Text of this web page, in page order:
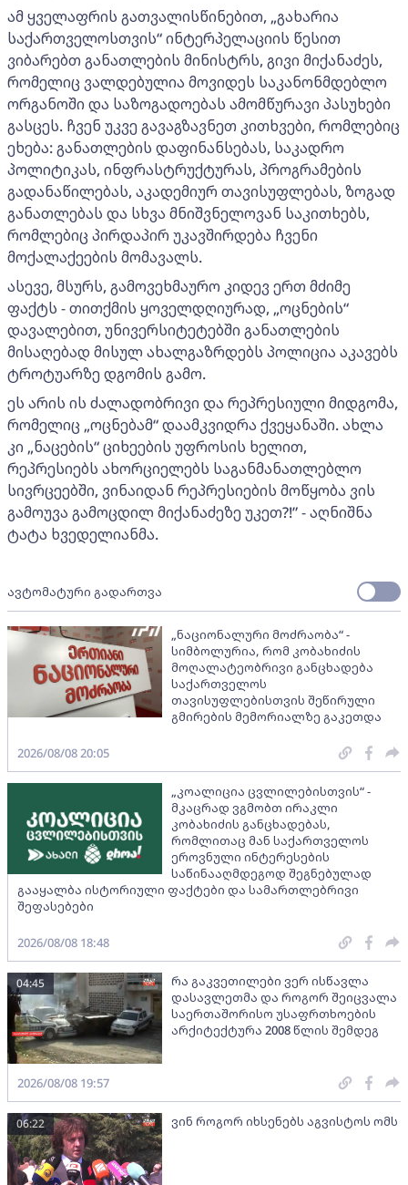
ამ ყველაფრის გათვალისწინებით, „გახარია
საქართველოსთვის“ ინტერპელაციის წესით
ვიბარებთ განათლების მინისტრს, გივი მიქანაძეს,
რომელიც ვალდებულია მოვიდეს საკანონმდებლო
ორგანოში და საზოგადოებას ამომწურავი პასუხები
გასცეს. ჩვენ უკვე გავაგზავნეთ კითხვები, რომლებიც
ეხება: განათლების დაფინანსებას, საკადრო
პოლიტიკას, ინფრასტრუქტურას, პროგრამების
გადანაწილებას, აკადემიურ თავისუფლებას, ზოგად
განათლებას და სხვა მნიშვნელოვან საკითხებს,
რომლებიც პირდაპირ უკავშირდება ჩვენი
მოქალაქეების მომავალს.
ასევე, მსურს, გამოვეხმაურო კიდევ ერთ მძიმე
ფაქტს - თითქმის ყოველდღიურად, „ოცნების“
დავალებით, უნივერსიტეტებში განათლების
მისაღებად მისულ ახალგაზრდებს პოლიცია აკავებს
ტროტუარზე დგომის გამო.
ეს არის ის ძალადობრივი და რეპრესიული მიდგომა,
რომელიც „ოცნებამ“ დაამკვიდრა ქვეყანაში. ახლა
კი „ნაცების“ ციხეების უფროსის ხელით,
რეპრესიებს ახორციელებს საგანმანათლებლო
სივრცეებში, ვინაიდან რეპრესიების მოწყობა ვის
გამოუვა გამოცდილ მიქანაძეზე უკეთ?!” - აღნიშნა
ტატა ხვედელიანმა.
ავტომატური გადართვა
„ნაციონალური მოძრაობა“ -
სიმბოლურია, რომ კობახიძის
მოღალატეობრივი განცხადება
საქართველოს
თავისუფლებისთვის შეწირული
გმირების მემორიალზე გაკეთდა
2026/08/08 20:05
„კოალიცია ცვლილებისთვის“ -
მკაცრად ვგმობთ ირაკლი
კობახიძის განცხადებას,
რომლითაც მან საქართველოს
ეროვნული ინტერესების
საწინააღმდეგოდ შეგნებულად
გააყალბა ისტორიული ფაქტები და სამართლებრივი
შეფასებები
2026/08/08 18:48
რა გაკვეთილები ვერ ისწავლა
დასავლეთმა და როგორ შეიცვალა
საერთაშორისო უსაფრთხოების
არქიტექტურა 2008 წლის შემდეგ
04:45
2026/08/08 19:57
ვინ როგორ იხსენებს აგვისტოს ომს
06:22